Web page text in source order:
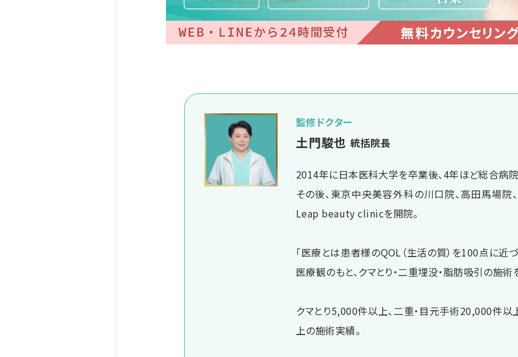
監修ドクター
土門駿也 統括院長
2014年に日本医科大学を卒業後、4年ほど総合病院
その後、東京中央美容外科の川口院、高田馬場院
Leap beauty clinicを開院。
「医療とは患者様のQOL（生活の質）を100点に近
医療観のもと、クマとり・二重埋没・脂肪吸引の施術
クマとり5,000件以上、二重・目元手術20,000件
上の施術実績。